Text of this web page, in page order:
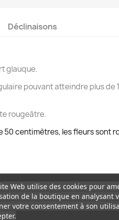
Déclinaisons
glauque.
pouvant atteindre plus
rougeâtre.
centimètres, les fleurs sont
Web utilise des cookies pour
de la boutique en analysant
votre consentement à son